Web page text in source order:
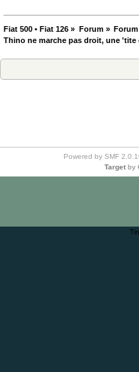
Fiat 500 • Fiat 126 » Forum»
Thino ne marche pas droit, une 'tite
Powered by SMF
Target by